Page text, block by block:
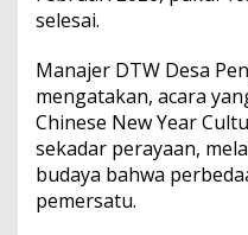
a
P
e
n
t
selesai.
Manajer DTW Desa
mengatakan, acara
Chinese New Year
sekadar perayaan,
budaya bahwa
pemersatu.